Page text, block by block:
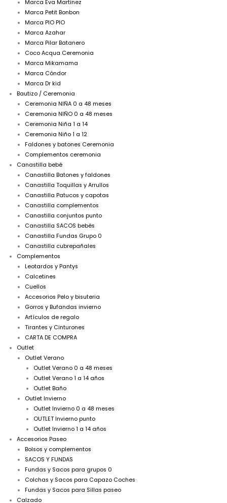
Marca Eva Martinez
Marca Petit Bonbon
Marca PIO PIO
Marca Azahar
Marca Pilar Batanero
Coco Acqua Ceremonia
Marca Mikamama
Marca Cóndor
Marca Dr kid
Bautizo / Ceremonia
Ceremonia NIÑA 0 a 48 meses
Ceremonia NIÑO 0 a 48 meses
Ceremonia Niña 1 a 14
Ceremonia Niño 1 a 12
Faldones y batones Ceremonia
Complementos ceremonia
Canastilla bebé
Canastilla Batones y faldones
Canastilla Toquillas y Arrullos
Canastilla Patucos y capotas
Canastilla complementos
Canastilla conjuntos punto
Canastilla SACOS bebés
Canastilla Fundas Grupo 0
Canastilla cubrepañales
Complementos
Leotardos y Pantys
Calcetines
Cuellos
Accesorios Pelo y bisuteria
Gorros y Bufandas invierno
Artículos de regalo
Tirantes y Cinturones
CARTA DE COMPRA
Outlet
Outlet Verano
Outlet Verano 0 a 48 meses
Outlet Verano 1 a 14 años
Outlet Baño
Outlet Invierno
Outlet Invierno 0 a 48 meses
OUTLET Invierno punto
Outlet Invierno 1 a 14 años
Accesorios Paseo
Bolsos y complementos
SACOS Y FUNDAS
Fundas y Sacos para grupos 0
Colchas y Sacos para Capazo Coches
Fundas y Sacos para Sillas paseo
Calzado